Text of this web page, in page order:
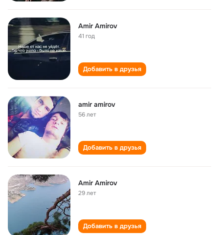
Amir Amirov
41 год
Добавить в друзья
amir amirov
56 лет
Добавить в друзья
Amir Amirov
29 лет
Добавить в друзья